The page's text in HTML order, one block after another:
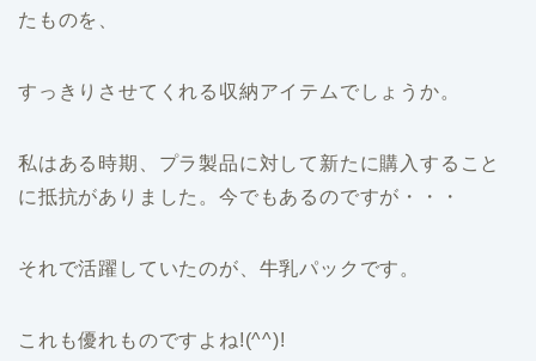
たものを、
すっきりさせてくれる収納アイテムでしょうか。
私はある時期、プラ製品に対して新たに購入すること
に抵抗がありました。今でもあるのですが・・・
それで活躍していたのが、牛乳パックです。
これも優れものですよね!(^^)!